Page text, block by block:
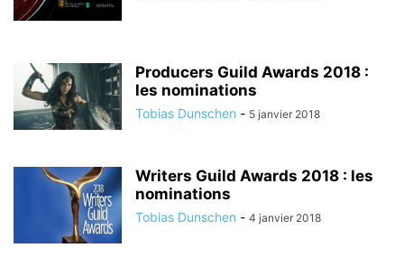
Producers Guild Awards 2018 :
les nominations
Tobias Dunschen - 5 janvier 2018
Writers Guild Awards 2018 : les
nominations
Tobias Dunschen - 4 janvier 2018